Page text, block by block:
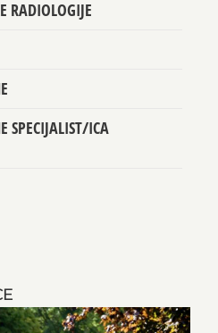
RADIOLOGIJE
SPECIJALIST/ICA